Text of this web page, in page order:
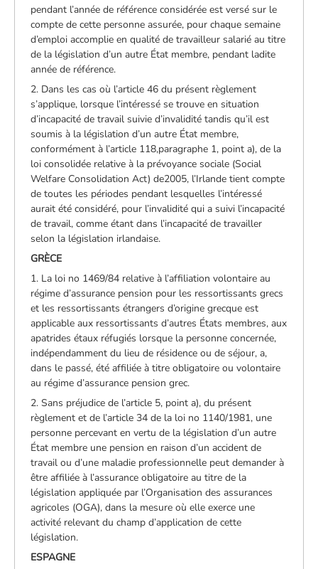
pendant l’année de référence considérée est versé sur le
compte de cette personne assurée, pour chaque semaine
d’emploi accomplie en qualité de travailleur salarié au titre
de la législation d’un autre État membre, pendant ladite
année de référence.
2. Dans les cas où l’article 46 du présent règlement
s’applique, lorsque l’intéressé se trouve en situation
d’incapacité de travail suivie d’invalidité tandis qu’il est
soumis à la législation d’un autre État membre,
conformément à l’article 118,paragraphe 1, point a), de la
loi consolidée relative à la prévoyance sociale (Social
Welfare Consolidation Act) de2005, l’Irlande tient compte
de toutes les périodes pendant lesquelles l’intéressé
aurait été considéré, pour l’invalidité qui a suivi l’incapacité
de travail, comme étant dans l’incapacité de travailler
selon la législation irlandaise.
GRÈCE
1. La loi no 1469/84 relative à l’affiliation volontaire au
régime d’assurance pension pour les ressortissants grecs
et les ressortissants étrangers d’origine grecque est
applicable aux ressortissants d’autres États membres, aux
apatrides étaux réfugiés lorsque la personne concernée,
indépendamment du lieu de résidence ou de séjour, a,
dans le passé, été affiliée à titre obligatoire ou volontaire
au régime d’assurance pension grec.
2. Sans préjudice de l’article 5, point a), du présent
règlement et de l’article 34 de la loi no 1140/1981, une
personne percevant en vertu de la législation d’un autre
État membre une pension en raison d’un accident de
travail ou d’une maladie professionnelle peut demander à
être affiliée à l’assurance obligatoire au titre de la
législation appliquée par l’Organisation des assurances
agricoles (OGA), dans la mesure où elle exerce une
activité relevant du champ d’application de cette
législation.
ESPAGNE